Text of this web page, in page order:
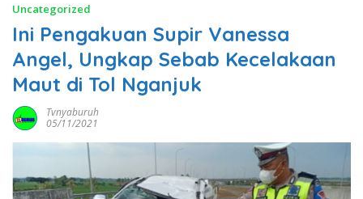
Uncategorized
Ini Pengakuan Supir Vanessa
Angel, Ungkap Sebab Kecelakaan
Maut di Tol Nganjuk
Tvnyaburuh
05/11/2021